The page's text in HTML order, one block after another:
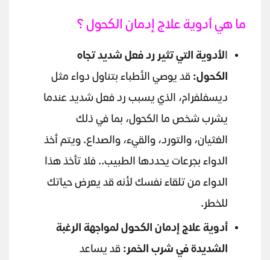
ما هي أدوية علاج إدمان الكحول ؟
الأدوية التي تثير رد فعل شديد تجاه
الكحول: قد يوصي الأطباء بتناول دواء مثل
ديسفلفرام، الذي يسبب رد فعل شديد عندما
يشرب شخص ما الكحول، بما في ذلك
الغثيان، والتورد، والقيء، والصداع. ويتم أخذ
الدواء بجرعات يحددها الطبيب.. فلا تأخذ هذا
الدواء من تلقاء نفسك لأنه قد يعرض حياتك
للخطر.
أدوية علاج إدمان الكحول لمواجهة الرغبة
الشديدة في شرب الخمر: قد يساعد